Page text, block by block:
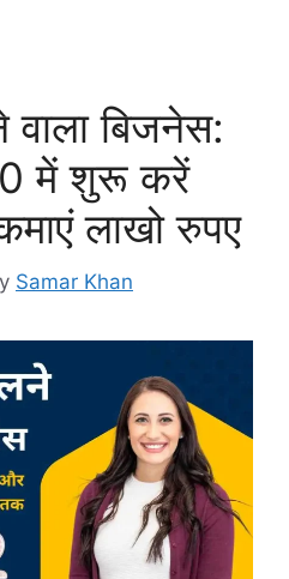
बिजनेस:
में शुरू करें
लाखो रुपए
Samar Khan